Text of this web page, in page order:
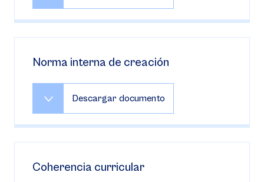
Norma interna de creación
Descargar documento
Coherencia curricular